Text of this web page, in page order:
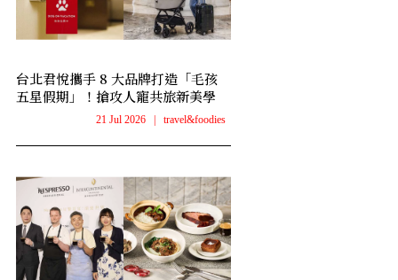
台北君悅攜手 8 大品牌打造「毛孩
五星假期」！搶攻人寵共旅新美學
21 Jul 2026 | travel&foodies